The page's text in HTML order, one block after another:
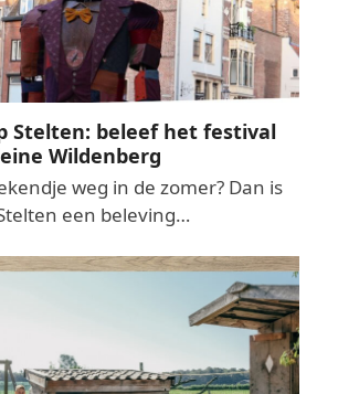
Stelten: beleef het festival
Wildenberg
weg in de zomer? Dan is
een beleving…